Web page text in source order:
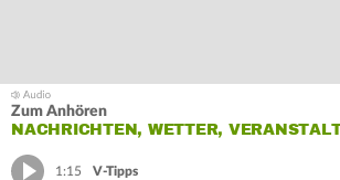
Zum Anhören
NACHRICHTEN, WETTER,
1:15 V-Tipps